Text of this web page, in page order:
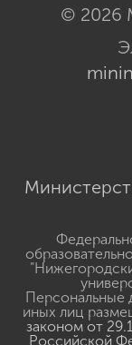
© 2026
Персональные
иных лиц
законом от
Российской